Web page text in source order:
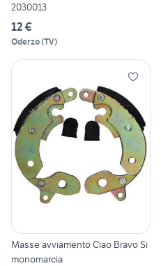
2030013
12 €
Oderzo(TV)
Masse avviamento Ciao Bravo Si
monomarcia